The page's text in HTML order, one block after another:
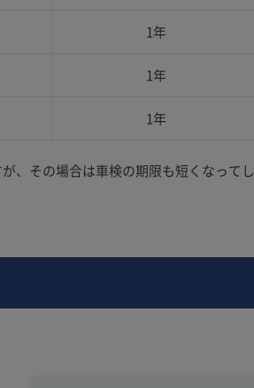
1年
1年
1年
、その場合は車検の期限も短くなってし